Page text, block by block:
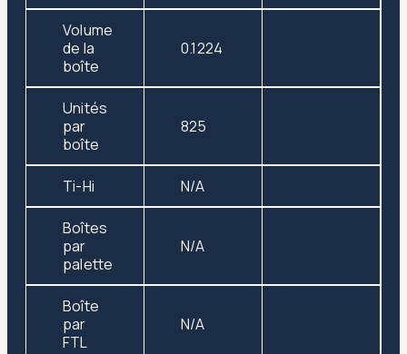
Volume
de la
boîte
0.1224
Unités
par
boîte
825
Ti-Hi N/A
Boîtes
par
palette
N/A
Boîte
par
FTL
N/A